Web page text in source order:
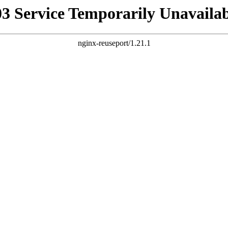
Service Temporarily
nginx-reuseport/1.21.1